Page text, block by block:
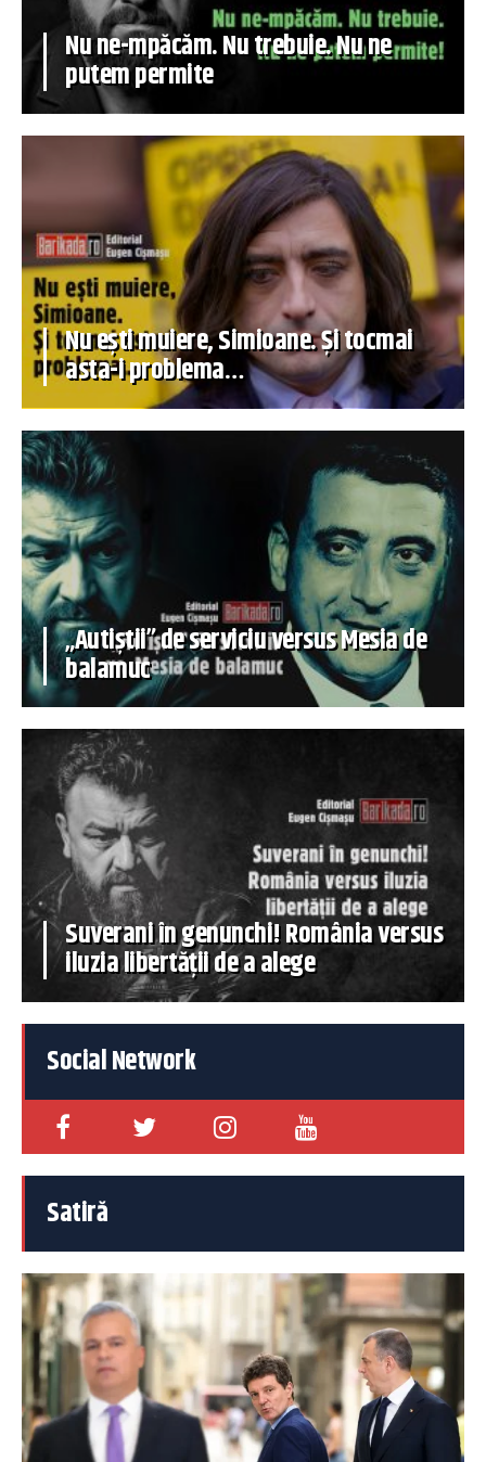
Nu ne-mpăcăm. Nu trebuie. Nu ne
putem permite
Nu ești muiere, Simioane. Și tocmai
asta-i problema…
„Autiștii” de serviciu versus Mesia de
balamuc
Suverani în genunchi! România versus
iluzia libertății de a alege
Social Network
Satiră